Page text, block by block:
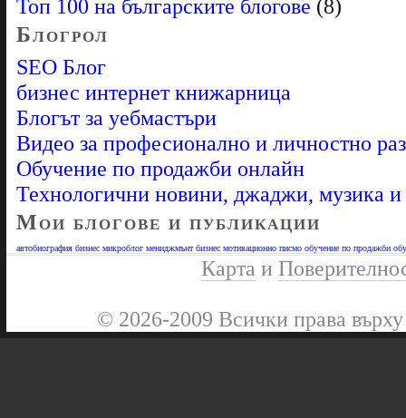
Топ 100 на българските блогове (8)
Блогрол
SEO Блог
бизнес интернет книжарница
Блогът за уебмастъри
Видео за професионално и личностно
Обучение по продажби онлайн
Технологични новини, джаджи, музика
Мои блогове и публикации
автобиография бизнес микроблог мениджмънт бизнес мотивационно писмо обучение по продажби
Карта и
© 2026-2009 Всички права върху